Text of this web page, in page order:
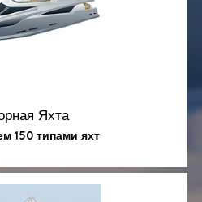
Яхта
150 типами яхт